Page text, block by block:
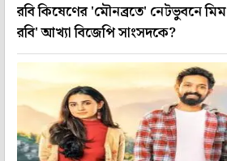
রবি কিষেণের 'মৌনব্রতে' নেটভুবনে
রবি' আখ্যা বিজেপি সাংসদকে?